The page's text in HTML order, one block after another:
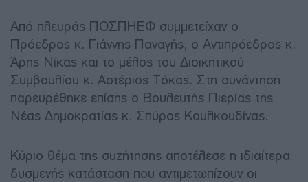
Από πλευράς ΠΟΣΠΗΕΦ συμμετείχαν ο
Πρόεδρος κ. Γιάννης Παναγής, ο Αντιπρόεδρος κ.
Άρης Νίκας και το μέλος του Διοικητικού
Συμβουλίου κ. Αστέριος Τόκας. Στη συνάντηση
παρευρέθηκε επίσης ο Βουλευτής Πιερίας της
Νέας Δημοκρατίας κ. Σπύρος Κουλκουδίνας.
Κύριο θέμα της συζήτησης αποτέλεσε η ιδιαίτερα
δυσμενής κατάσταση που αντιμετωπίζουν οι